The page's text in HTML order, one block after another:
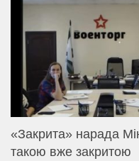
«Закрита» нарада
такою вже закритою